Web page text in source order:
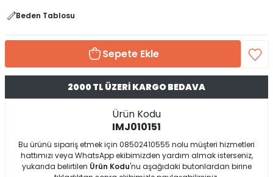
Beden Tablosu
Sepete Ekle
2000 TL ÜZERİ KARGO BEDAVA
Ürün Kodu
IMJ010151
Bu ürünü sipariş etmek için 08502410555 nolu müşteri hizmetleri
hattımızı veya WhatsApp ekibimizden yardım almak isterseniz,
yukarıda belirtilen Ürün Kodu'nu aşağıdaki butonlardan birine